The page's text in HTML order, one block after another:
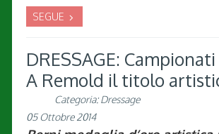
SEGUE
DRESSAGE:
A Remold il titolo
Categoria:Dressage
05 Ottobre 2014